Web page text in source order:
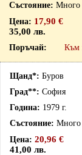
Много
17,90 €
35,00 лв.
Към
Буров
София
1979 г.
Много
20,96 €
41,00 лв.